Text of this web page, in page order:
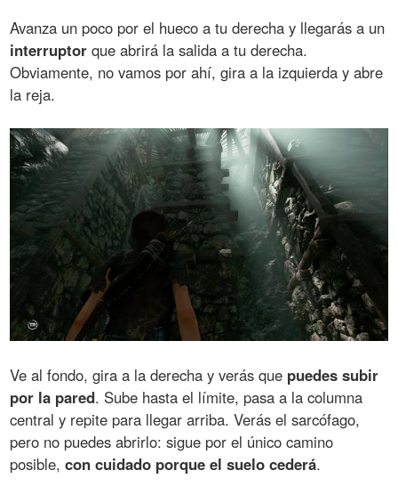
Avanza un poco por el hueco a tu derecha y llegarás a un
interruptor que abrirá la salida a tu derecha.
Obviamente, no vamos por ahí, gira a la izquierda y abre
la reja.
Ve al fondo, gira a la derecha y verás que puedes subir
por la pared. Sube hasta el límite, pasa a la columna
central y repite para llegar arriba. Verás el sarcófago,
pero no puedes abrirlo: sigue por el único camino
posible,con cuidado porque el suelo cederá.